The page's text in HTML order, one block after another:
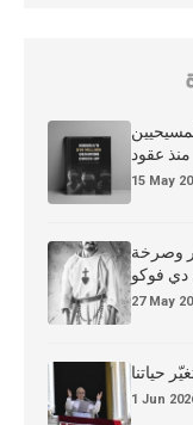
منذ عقود
15 May
وصرخة
فوكو
27 May
حياتنا
1 Jun